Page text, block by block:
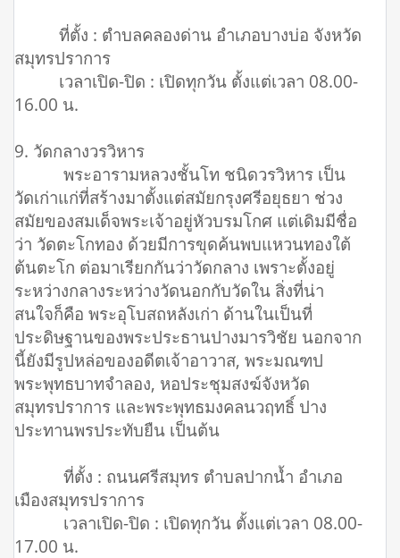
ที่ตั้ง : ตำบลคลองด่าน อำเภอบางบ่อ จังหวัด
สมุทรปราการ
เวลาเปิด-ปิด : เปิดทุกวัน ตั้งแต่เวลา 08.00-
16.00 น.
9. วัดกลางวรวิหาร
พระอารามหลวงชั้นโท ชนิดวรวิหาร เป็น
วัดเก่าแก่ที่สร้างมาตั้งแต่สมัยกรุงศรีอยุธยา ช่วง
สมัยของสมเด็จพระเจ้าอยู่หัวบรมโกศ แต่เดิมมีชื่อ
ว่า วัดตะโกทอง ด้วยมีการขุดค้นพบแหวนทองใต้
ต้นตะโก ต่อมาเรียกกันว่าวัดกลาง เพราะตั้งอยู่
ระหว่างกลางระหว่างวัดนอกกับวัดใน สิ่งที่น่า
สนใจก็คือ พระอุโบสถหลังเก่า ด้านในเป็นที่
ประดิษฐานของพระประธานปางมารวิชัย นอกจาก
นี้ยังมีรูปหล่อของอดีตเจ้าอาวาส, พระมณฑป
พระพุทธบาทจำลอง, หอประชุมสงฆ์จังหวัด
สมุทรปราการ และพระพุทธมงคลนวฤทธิ์ ปาง
ประทานพรประทับยืน เป็นต้น
ที่ตั้ง : ถนนศรีสมุทร ตำบลปากน้ำ อำเภอ
เมืองสมุทรปราการ
เวลาเปิด-ปิด : เปิดทุกวัน ตั้งแต่เวลา 08.00-
17.00 น.